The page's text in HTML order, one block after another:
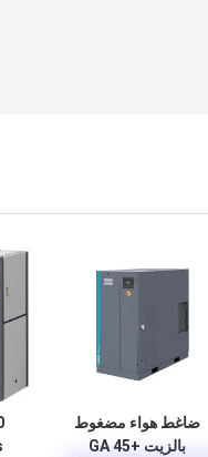
ضاغط هواء مضغوط
بالزيت GA 45+